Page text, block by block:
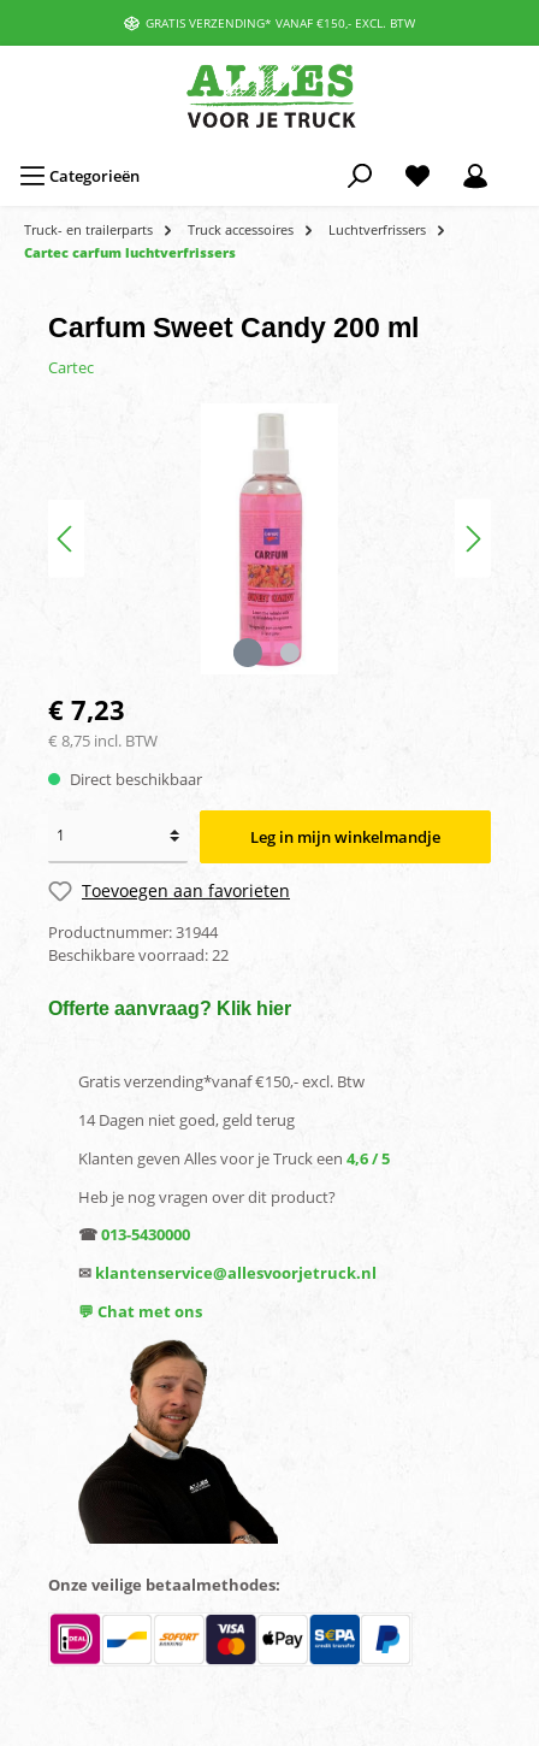
GRATIS VERZENDING* VANAF €150,- EXCL. BTW
Categorieën
Truck- en trailerparts Truck accessoires
Luchtverfrissers
Cartec carfum luchtverfrissers
Carfum Sweet Candy 200 ml
Cartec
€ 7,23
€ 8,75 incl. BTW
Direct beschikbaar
Leg in mijn winkelmandje
Toevoegen aan favorieten
Productnummer:31944
Beschikbare voorraad:22
Offerte aanvraag? Klik hier
Gratis verzending*vanaf €150,- excl. Btw
14 Dagen niet goed, geld terug
Klanten geven Alles voor je Truck een 4,6 / 5
Heb je nog vragen over dit product?
☎013-5430000
✉ klantenservice@allesvoorjetruck.nl
💬 Chat met ons
Onze veilige betaalmethodes: